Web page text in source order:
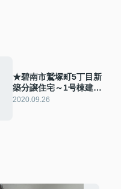
★碧南市鷲塚町5丁目新
築分譲住宅～1号棟建築
中～
2020.09.26